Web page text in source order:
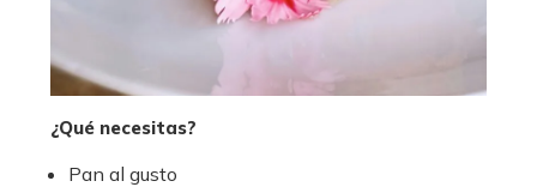
¿Qué necesitas?
Pan al gusto